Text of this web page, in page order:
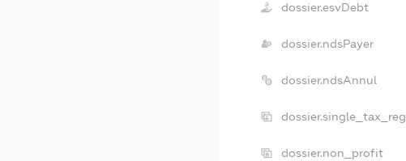
dossier.esvDebt
dossier.ndsPayer
dossier.ndsAnnul
dossier.single_tax_reg
dossier.non_profit